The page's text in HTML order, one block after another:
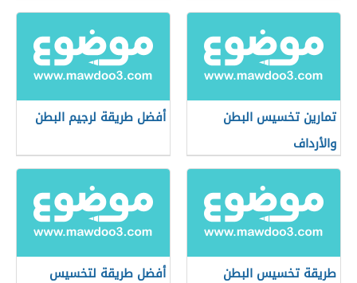
تمارين تخسيس البطن
والأرداف
أفضل طريقة لرجيم البطن
طريقة تخسيس البطن أفضل طريقة لتخسيس